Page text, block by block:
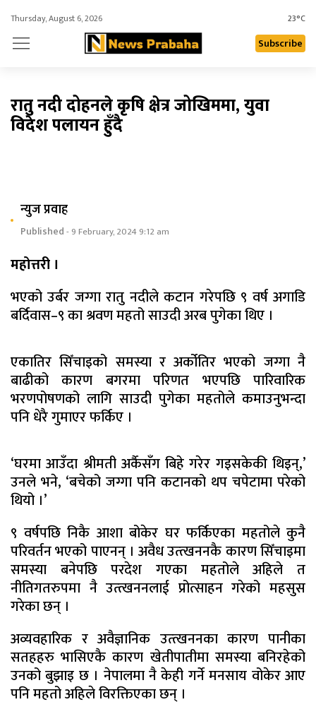
Thursday, August 6, 2026 23°C
Subscribe
रातु नदी दोहनले कृषि क्षेत्र जोखिममा, युवा
विदेश पलायन हुँदै
न्युज प्रवाह
Published- 9 February, 2024 9:12 am
महोत्तरी ।
भएको उर्बर जग्गा रातु नदीले कटान गरेपछि ९ वर्ष अगाडि
बर्दिवास–९ का श्रवण महतो साउदी अरब पुगेका थिए ।
एकातिर सिँचाइको समस्या र अर्कोतिर भएको जग्गा नै
बाढीको कारण बगरमा परिणत भएपछि पारिवारिक
भरणपोषणको लागि साउदी पुगेका महतोले कमाउनुभन्दा
पनि धेरै गुमाएर फर्किए ।
‘घरमा आउँदा श्रीमती अर्कैसँग बिहे गरेर गइसकेकी थिइन्,’
उनले भने, ‘बचेको जग्गा पनि कटानको थप चपेटामा परेको
थियो ।’
९ वर्षपछि निकै आशा बोकेर घर फर्किएका महतोले कुनै
परिवर्तन भएको पाएनन् । अवैध उत्त्खननकै कारण सिँचाइमा
समस्या बनेपछि परदेश गएका महतोले अहिले त
नीतिगतरुपमा नै उत्त्खननलाई प्रोत्साहन गरेको महसुस
गरेका छन् ।
अव्यवहारिक र अवैज्ञानिक उत्त्खननका कारण पानीका
सतहहरु भासिएकै कारण खेतीपातीमा समस्या बनिरहेको
उनको बुझाइ छ । नेपालमा नै केही गर्ने मनसाय वोकेर आए
पनि महतो अहिले विरक्तिएका छन् ।